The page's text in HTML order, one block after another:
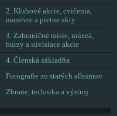
2. Klubové akcie, cvičenia,
manévre a pietne akty
3. Zahraničné misie, múzeá,
burzy a súvisiace akcie
4. Členská základňa
Fotografie zo starých albumov
Zbrane, technika a výstroj